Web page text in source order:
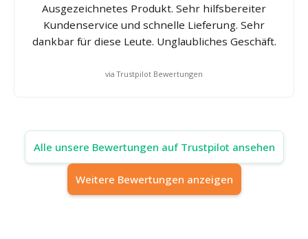
Ausgezeichnetes Produkt. Sehr hilfsbereiter
Kundenservice und schnelle Lieferung. Sehr
dankbar für diese Leute. Unglaubliches Geschäft.
via Trustpilot Bewertungen
Alle unsere Bewertungen auf Trustpilot ansehen
Weitere Bewertungen anzeigen